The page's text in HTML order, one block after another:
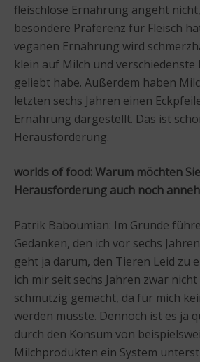
fleischlose Ernährung angeht
besondere Präferenz für Fleisch
veganen Ernährung wird
klein auf Milch und
geliebt habe. Außerdem haben
letzten sechs Jahren einen
Ernährung dargestellt. Das ist
Herausforderung.
worlds of food: Warum möchten
Herausforderung auch noch
Patrik Baboumian: Im Grunde
Gedanken, den ich vor sechs
geht ja darum, den Tieren Leid zu
ich mir seit sechs Jahren zwar
schmutzig gemacht, da für mich
werden musste. Dennoch ist es ja
durch den Konsum von
Milchprodukten ein System